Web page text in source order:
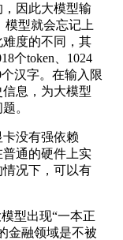
因此大模型输
模型就会忘记上
度的不同，其
个token、1024
个汉字。在输入限
息，为大模型
。
没有强依赖
通的硬件上实
况下，可以有
型出现“一本正
金融领域是不被